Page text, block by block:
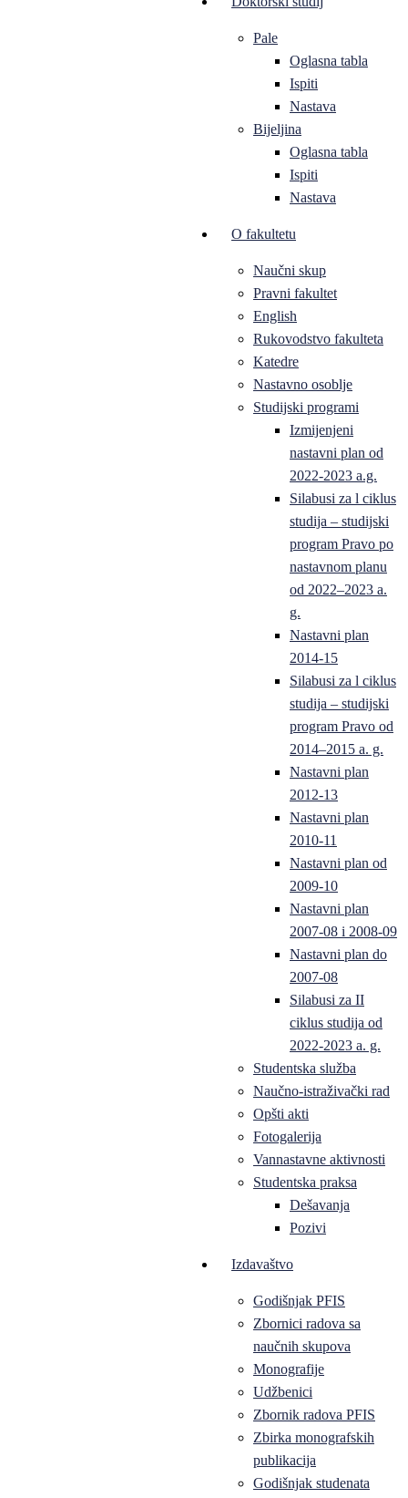
Pale
Oglasna tabla
Ispiti
Nastava
Bijeljina
Oglasna tabla
Ispiti
Nastava
O fakultetu
Naučni skup
Pravni fakultet
English
Rukovodstvo fakulteta
Katedre
Nastavno osoblje
Studijski programi
Izmijenjeni
nastavni plan od
2022-2023 a.g.
Silabusi za l ciklus
studija – studijski
program Pravo po
nastavnom planu
od 2022–2023 a.
g.
Nastavni plan
2014-15
Silabusi za l ciklus
studija – studijski
program Pravo od
2014–2015 a. g.
Nastavni plan
2012-13
Nastavni plan
2010-11
Nastavni plan od
2009-10
Nastavni plan
2007-08 i 2008-09
Nastavni plan do
2007-08
Silabusi za II
ciklus studija od
2022-2023 a. g.
Studentska služba
Naučno-istraživački rad
Opšti akti
Fotogalerija
Vannastavne aktivnosti
Studentska praksa
Dešavanja
Pozivi
Izdavaštvo
Godišnjak PFIS
Zbornici radova sa
naučnih skupova
Monografije
Udžbenici
Zbornik radova PFIS
Zbirka monografskih
publikacija
Godišnjak studenata